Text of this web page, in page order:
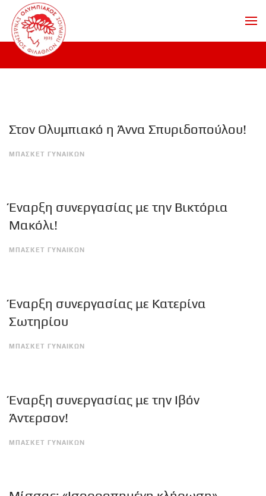
Skip to main content
Στον Ολυμπιακό η Άννα Σπυριδοπούλου!
ΜΠΑΣΚΕΤ ΓΥΝΑΙΚΩΝ
Έναρξη συνεργασίας με την Βικτόρια
Μακόλι!
ΜΠΑΣΚΕΤ ΓΥΝΑΙΚΩΝ
Έναρξη συνεργασίας με Κατερίνα
Σωτηρίου
ΜΠΑΣΚΕΤ ΓΥΝΑΙΚΩΝ
Έναρξη συνεργασίας με την Ιβόν
Άντερσον!
ΜΠΑΣΚΕΤ ΓΥΝΑΙΚΩΝ